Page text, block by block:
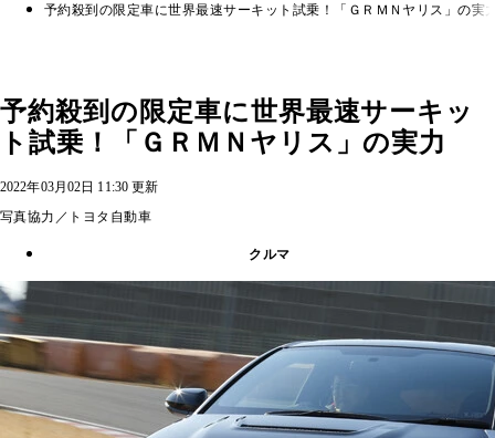
予約殺到の限定車に世界最速サーキット試乗！「ＧＲＭＮヤリス」の実
予約殺到の限定車に世界最速サーキッ
ト試乗！「ＧＲＭＮヤリス」の実力
2022年03月02日 11:30 更新
写真協力／トヨタ自動車
クルマ